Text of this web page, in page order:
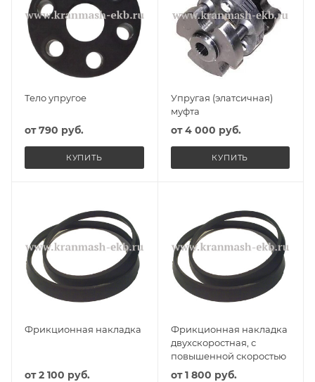
Тело упругое
от790 руб.
КУПИТЬ
Упругая (элатсичная)
муфта
от4 000 руб.
КУПИТЬ
Фрикционная накладка
от2 100 руб.
Фрикционная накладка
двухскоростная, с
повышенной скоростью
от1 800 руб.